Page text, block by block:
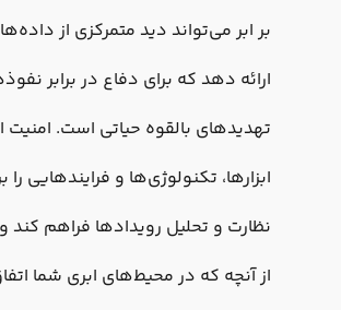
بر ابر می‌تواند دید متمرکزی از
ارائه دهد که برای دفاع در برابر
تهدیدهای بالقوه حیاتی است. امنیت
ابزارها، تکنولوژی‌ها و فرایندهایی را
نظارت و تحلیل رویدادها فراهم
از آنچه که در محیط‌های ابری شما